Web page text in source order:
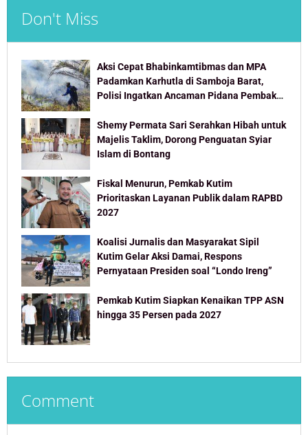
Don't Miss
Aksi Cepat Bhabinkamtibmas dan MPA
Padamkan Karhutla di Samboja Barat,
Polisi Ingatkan Ancaman Pidana Pembakar
Shemy Permata Sari Serahkan Hibah untuk
Majelis Taklim, Dorong Penguatan Syiar
Islam di Bontang
Fiskal Menurun, Pemkab Kutim
Prioritaskan Layanan Publik dalam RAPBD
2027
Koalisi Jurnalis dan Masyarakat Sipil
Kutim Gelar Aksi Damai, Respons
Pernyataan Presiden soal “Londo Ireng”
Pemkab Kutim Siapkan Kenaikan TPP ASN
hingga 35 Persen pada 2027
Comment